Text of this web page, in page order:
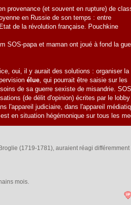
provenance (et souvent en rupture) de
en Russie de son temps : entre
de la révolution française. Pouchkine
SOS-papa et maman ont joué à fond la
oui, il y aurait des solutions : organiser la
élue, qui pourrait être saisie sur les
de sa guerre sexiste de misandrie.
(de délit d'opinion) écrites par le lobby
l'appareil judiciaire, dans l'appareil
en situation hégémonique sur tous les
(1719-1781), auraient réagi différemment
mois.